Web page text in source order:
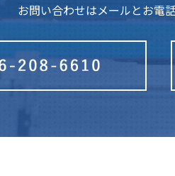
お問い合わせはメールとお電